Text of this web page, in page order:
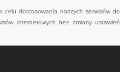
celu dostosowania naszych serwisów do
internetowych bez zmiany ustawień